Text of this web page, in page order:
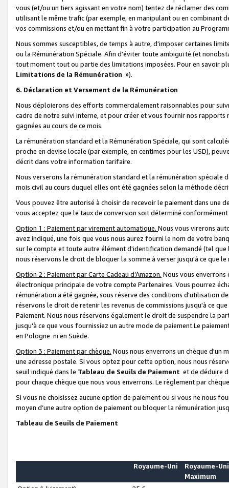
vous (et/ou un tiers agissant en votre nom) tentez de réclamer des
utilisant le même trafic (par exemple, en manipulant ou en combinant
vos commissions et/ou en mettant fin à votre participation au
Nous sommes susceptibles, de temps à autre, d'imposer certaines
ou la Rémunération Spéciale. Afin d'éviter toute ambiguïté (et
tout moment tout ou partie des limitations imposées. Pour en savoir
Limitations de la Rémunération »).
6. Déclaration et Versement de la Rémunération
Nous déploierons des efforts commercialement raisonnables pour
cadre de notre suivi interne, et pour créer et vous fournir nos
gagnées au cours de ce mois.
La rémunération standard et la Rémunération Spéciale, qui sont
proche en devise locale (par exemple, en centimes pour les USD),
décrit dans votre information tarifaire.
Nous verserons la rémunération standard et la rémunération spéciale
mois civil au cours duquel elles ont été gagnées selon la méthode
Vous pouvez être autorisé à choisir de recevoir le paiement dans une
vous acceptez que le taux de conversion soit déterminé
Option 1 : Paiement par virement automatique. Nous vous virerons
avez indiqué, une fois que vous nous aurez fourni le nom de votre
sur le compte et toute autre élément d'identification demandé (tel que
nous réservons le droit de bloquer la somme à verser jusqu'à ce que
Option 2 : Paiement par Carte Cadeau d’Amazon. Nous vous
électronique principale de votre compte Partenaires. Vous pourrez
rémunération a été gagnée, sous réserve des conditions d'utilisation
réservons le droit de retenir les revenus de commissions jusqu'à ce
Paiement. Nous nous réservons également le droit de suspendre la
jusqu'à ce que vous fournissiez un autre mode de paiement.Le
en Pologne ni en Suède.
Option 3 : Paiement par chèque. Nous nous enverrons un chèque d'un
une adresse postale. Si vous optez pour cette option, nous nous
seuil indiqué dans le Tableau de Seuils de Paiement et de déduire
pour chaque chèque que nous vous enverrons. Le règlement par
Si vous ne choisissez aucune option de paiement ou si vous ne nous
moyen d’une autre option de paiement ou bloquer la rémunération
Tableau de Seuils de Paiement
Royaume-Uni
Royaume-Uni
Maximum